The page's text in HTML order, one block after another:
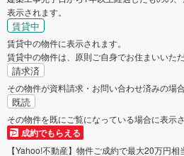
表示されます。
賃貸中
賃貸中の物件に表示されます。
賃貸中の物件は、原則ご自身でお住まいいた
請求済
その物件が資料請求・お問い合わせ済みの場
既読
その物件を既にご覧になっている場合に表示さ
成約でもらえる
【Yahoo!不動産】物件ご成約で最大20万円